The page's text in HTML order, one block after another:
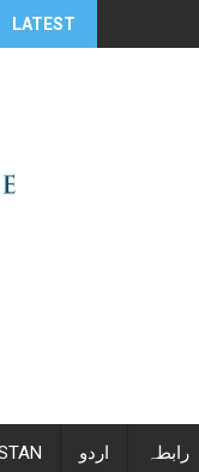
LATEST
اردو رابطہ